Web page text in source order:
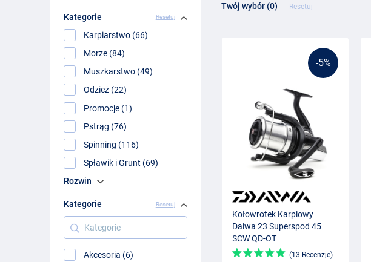
Kategorie Resetuj
Karpiarstwo (66)
Morze (84)
Muszkarstwo (49)
Odzież (22)
Promocje (1)
Pstrąg (76)
Spinning (116)
Spławik i Grunt (69)
Rozwin
Kategorie Resetuj
Kategorie
Akcesoria (6)
Twój wybór (0) Resetuj
-5%
Kołowrotek Karpiowy
Daiwa 23 Superspod 45
SCW QD-OT
(13 Recenzje)